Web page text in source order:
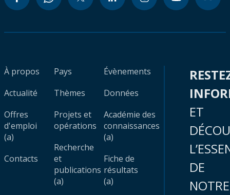
À propos
Actualité
Offres
d'emploi
(a)
Contacts
Pays
Thèmes
Projets et
opérations
Recherche
et
publications
(a)
Évènements
Données
Académie des
connaissances
(a)
Fiche de
résultats
(a)
ET
DE
NOTRE